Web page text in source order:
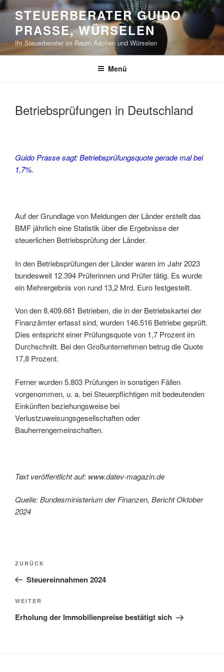
Zum
Inhalt
springen
STEUERBERATER GUIDO
PRASSE, WÜRSELEN
Ihr Steuerberater im Raum Aachen und Würselen
Menü
Betriebsprüfungen in Deutschland
Guido Prasse sagt: Betriebsprüfungsquote gerade mal bei
1,7%.
Auf der Grundlage von Meldungen der Länder erstellt das
BMF jährlich eine Statistik über die Ergebnisse der
steuerlichen Betriebsprüfung der Länder.
In den Betriebsprüfungen der Länder waren im Jahr 2023
bundesweit 12.394 Prüferinnen und Prüfer tätig. Es wurde
ein Mehrergebnis von rund 13,2 Mrd. Euro festgestellt.
Von den 8.409.661 Betrieben, die in der Betriebskartei der
Finanzämter erfasst sind, wurden 146.516 Betriebe geprüft.
Dies entspricht einer Prüfungsquote von 1,7 Prozent im
Durchschnitt. Bei den Großunternehmen betrug die Quote
17,8 Prozent.
Ferner wurden 5.803 Prüfungen in sonstigen Fällen
vorgenommen, u. a. bei Steuerpflichtigen mit bedeutenden
Einkünften beziehungsweise bei
Verlustzuweisungsgesellschaften oder
Bauherrengemeinschaften.
Text veröffentlicht auf: www.datev-magazin.de
Quelle: Bundesministerium der Finanzen, Bericht Oktober
2024
Beitragsnavigation
Vorheriger
Beitrag
ZURÜCK
Steuereinnahmen 2024
Nächster
Beitrag
WEITER
Erholung der Immobilienpreise bestätigt sich